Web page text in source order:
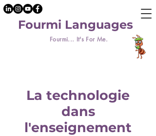
Fourmi... It's For Me.
Fourmi Languages
La technologie
dans
l'enseignement